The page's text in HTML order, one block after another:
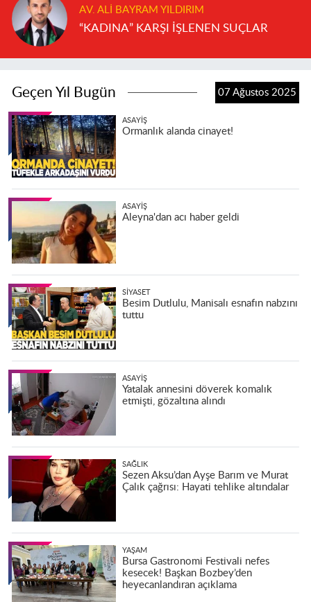
AV. ALI BAYRAM YILDIRIM
“KADINA” KARŞI İŞLENEN SUÇLAR
Geçen Yıl Bugün 07 Ağustos 2025
ASAYIŞ
Ormanlık alanda cinayet!
ASAYIŞ
Aleyna'dan acı haber geldi
SIYASET
Besim Dutlulu, Manisalı esnafın nabzını
tuttu
ASAYIŞ
Yatalak annesini döverek komalık
etmişti, gözaltına alındı
SAĞLIK
Sezen Aksu’dan Ayşe Barım ve Murat
Çalık çağrısı: Hayati tehlike altındalar
YAŞAM
Bursa Gastronomi Festivali nefes
kesecek! Başkan Bozbey’den
heyecanlandıran açıklama